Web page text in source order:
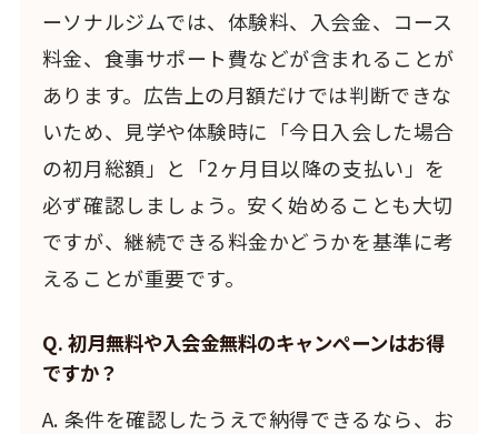
ーソナルジムでは、体験料、入会金、コース
料金、食事サポート費などが含まれることが
あります。広告上の月額だけでは判断できな
いため、見学や体験時に「今日入会した場合
の初月総額」と「2ヶ月目以降の支払い」を
必ず確認しましょう。安く始めることも大切
ですが、継続できる料金かどうかを基準に考
えることが重要です。
Q. 初月無料や入会金無料のキャンペーンはお得
ですか？
A. 条件を確認したうえで納得できるなら、お